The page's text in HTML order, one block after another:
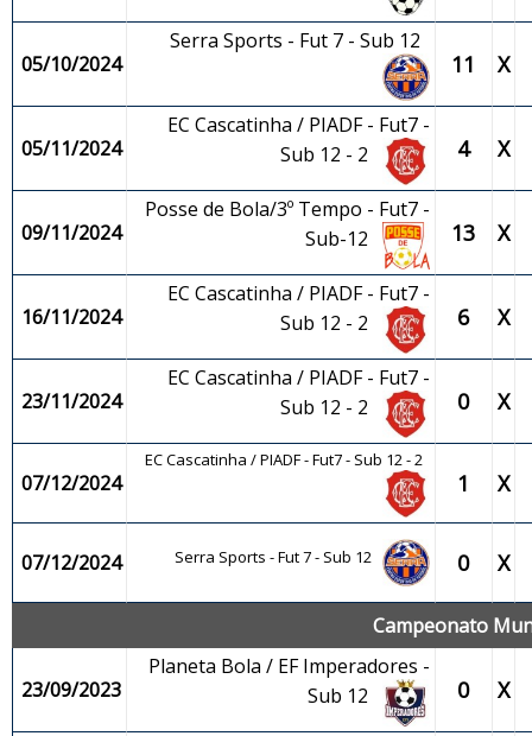
05/10/2024
Serra Sports - Fut 7 - Sub 12
11 X
05/11/2024
EC Cascatinha / PIADF - Fut7 -
Sub 12 - 2
4 X
09/11/2024
Posse de Bola/3º Tempo - Fut7 -
Sub-12
13 X
16/11/2024
EC Cascatinha / PIADF - Fut7 -
Sub 12 - 2
6 X
23/11/2024
EC Cascatinha / PIADF - Fut7 -
Sub 12 - 2
0 X
07/12/2024
EC Cascatinha / PIADF - Fut7 - Sub 12 - 2
1 X
07/12/2024 Serra Sports - Fut 7 - Sub 12 0 X
Campeonato
23/09/2023
Planeta Bola / EF Imperadores -
Sub 12
0 X